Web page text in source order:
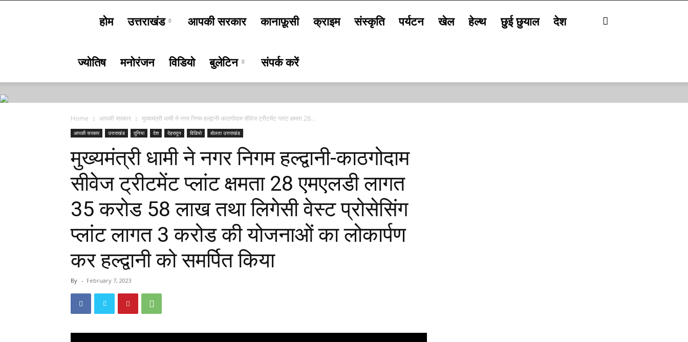
Uttarakhand
होम उत्तराखंड आपकी सरकार कानाफ़ूसी क्राइम संस्कृति पर्यटन खेल हेल्थ छुई छुयाल देश
ज्योतिष मनोरंजन विडियो बुलेटिन संपर्क करें
Home आपकी सरकार मुख्यमंत्री धामी ने नगर निगम हल्द्वानी-काठगोदाम सीवेज ट्रीटमेंट प्लांट क्षमता 28...
आपकी सरकार उत्तराखंड दुनिया देश देहरादून विडियो बोलता उत्तराखंड
मुख्यमंत्री धामी ने नगर निगम हल्द्वानी-काठगोदाम
सीवेज ट्रीटमेंट प्लांट क्षमता 28 एमएलडी लागत
35 करोड 58 लाख तथा लिगेसी वेस्ट प्रोसेसिंग
प्लांट लागत 3 करोड की योजनाओं का लोकार्पण
कर हल्द्वानी को समर्पित किया
By - February 7, 2023